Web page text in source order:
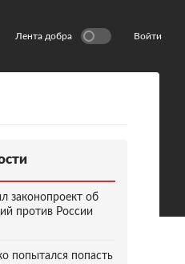
Лента добра Войти
законопроект об
против России
попытался попасть